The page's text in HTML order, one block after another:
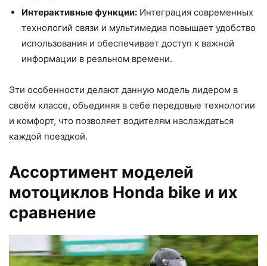
Интерактивные функции: Интеграция современных
технологий связи и мультимедиа повышает удобство
использования и обеспечивает доступ к важной
информации в реальном времени.
Эти особенности делают данную модель лидером в
своём классе, объединяя в себе передовые технологии
и комфорт, что позволяет водителям наслаждаться
каждой поездкой.
Ассортимент моделей
мотоциклов Honda bike и их
сравнение